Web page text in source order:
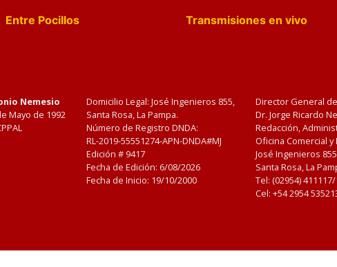
Entre Pocillos Transmisiones en vivo
Nemesio
Mayo de 1992
Domicilio Legal: José Ingenieros 855,
Santa Rosa, La Pampa.
Número de Registro DNDA:
RL-2019-55551274-APN-DNDA#MJ
Edición # 9417
Fecha de Edición: 6/08/2026
Fecha de Inicio: 19/10/2000
Director General
Dr. Jorge Ricardo
Redacción,
Oficina Comercial
José Ingenieros
Santa Rosa, La
Tel: (02954)
Cel: +54 2954